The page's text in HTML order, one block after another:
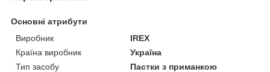
Основні атрибути
Виробник
IREX
Країна виробник
Україна
Тип засобу
Пастки з приманкою